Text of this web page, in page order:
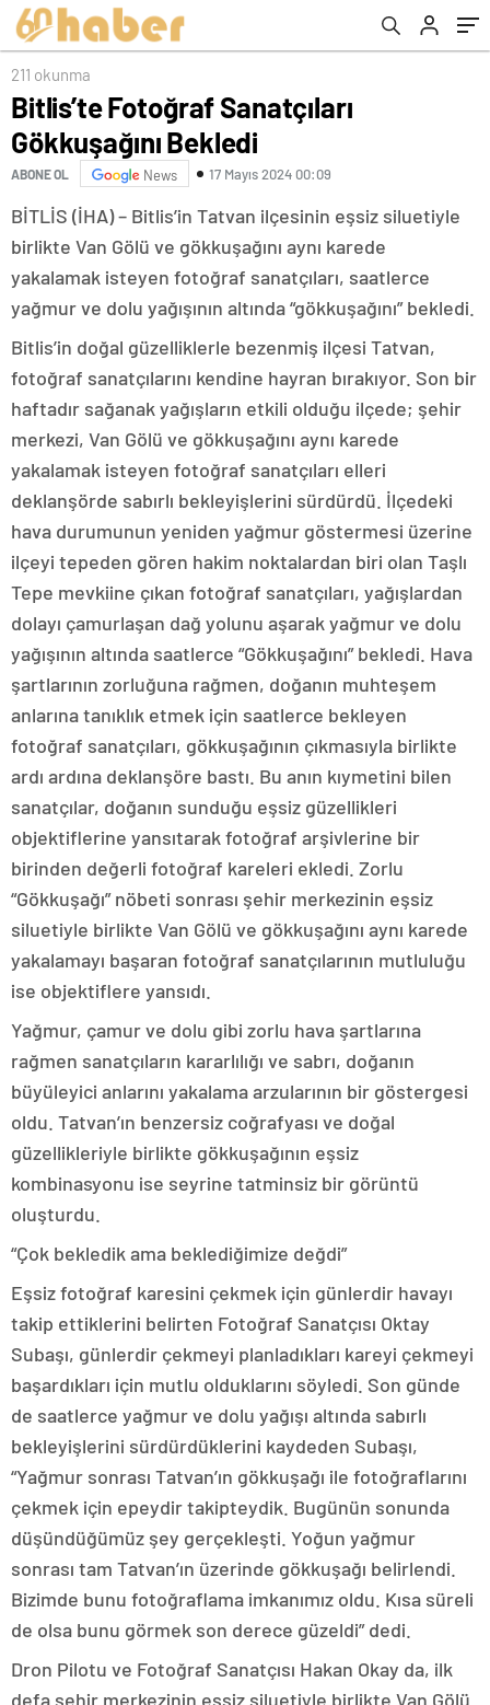
211 okunma
Bitlis’te Fotoğraf Sanatçıları
Gökkuşağını Bekledi
ABONE OL News 17 Mayıs 2024 00:09
BİTLİS (İHA) – Bitlis’in Tatvan ilçesinin eşsiz siluetiyle
birlikte Van Gölü ve gökkuşağını aynı karede
yakalamak isteyen fotoğraf sanatçıları, saatlerce
yağmur ve dolu yağışının altında “gökkuşağını” bekledi.
Bitlis’in doğal güzelliklerle bezenmiş ilçesi Tatvan,
fotoğraf sanatçılarını kendine hayran bırakıyor. Son bir
haftadır sağanak yağışların etkili olduğu ilçede; şehir
merkezi, Van Gölü ve gökkuşağını aynı karede
yakalamak isteyen fotoğraf sanatçıları elleri
deklanşörde sabırlı bekleyişlerini sürdürdü. İlçedeki
hava durumunun yeniden yağmur göstermesi üzerine
ilçeyi tepeden gören hakim noktalardan biri olan Taşlı
Tepe mevkiine çıkan fotoğraf sanatçıları, yağışlardan
dolayı çamurlaşan dağ yolunu aşarak yağmur ve dolu
yağışının altında saatlerce “Gökkuşağını” bekledi. Hava
şartlarının zorluğuna rağmen, doğanın muhteşem
anlarına tanıklık etmek için saatlerce bekleyen
fotoğraf sanatçıları, gökkuşağının çıkmasıyla birlikte
ardı ardına deklanşöre bastı. Bu anın kıymetini bilen
sanatçılar, doğanın sunduğu eşsiz güzellikleri
objektiflerine yansıtarak fotoğraf arşivlerine bir
birinden değerli fotoğraf kareleri ekledi. Zorlu
“Gökkuşağı” nöbeti sonrası şehir merkezinin eşsiz
siluetiyle birlikte Van Gölü ve gökkuşağını aynı karede
yakalamayı başaran fotoğraf sanatçılarının mutluluğu
ise objektiflere yansıdı.
Yağmur, çamur ve dolu gibi zorlu hava şartlarına
rağmen sanatçıların kararlılığı ve sabrı, doğanın
büyüleyici anlarını yakalama arzularının bir göstergesi
oldu. Tatvan’ın benzersiz coğrafyası ve doğal
güzellikleriyle birlikte gökkuşağının eşsiz
kombinasyonu ise seyrine tatminsiz bir görüntü
oluşturdu.
“Çok bekledik ama beklediğimize değdi”
Eşsiz fotoğraf karesini çekmek için günlerdir havayı
takip ettiklerini belirten Fotoğraf Sanatçısı Oktay
Subaşı, günlerdir çekmeyi planladıkları kareyi çekmeyi
başardıkları için mutlu olduklarını söyledi. Son günde
de saatlerce yağmur ve dolu yağışı altında sabırlı
bekleyişlerini sürdürdüklerini kaydeden Subaşı,
“Yağmur sonrası Tatvan’ın gökkuşağı ile fotoğraflarını
çekmek için epeydir takipteydik. Bugünün sonunda
düşündüğümüz şey gerçekleşti. Yoğun yağmur
sonrası tam Tatvan’ın üzerinde gökkuşağı belirlendi.
Bizimde bunu fotoğraflama imkanımız oldu. Kısa süreli
de olsa bunu görmek son derece güzeldi” dedi.
Dron Pilotu ve Fotoğraf Sanatçısı Hakan Okay da, ilk
defa şehir merkezinin eşsiz siluetiyle birlikte Van Gölü